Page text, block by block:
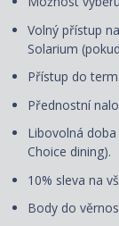
Volný přístup
Solarium
Přístup do
Přednostní
Libovolná
Choice dining).
10% sleva na
Body do